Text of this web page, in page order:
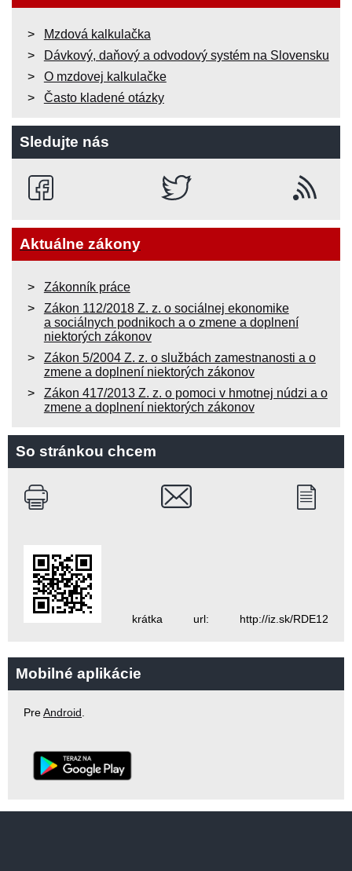
Mzdová kalkulačka
Dávkový, daňový a odvodový systém na Slovensku
O mzdovej kalkulačke
Často kladené otázky
Sledujte nás
Aktuálne zákony
Zákonník práce
Zákon 112/2018 Z. z. o sociálnej ekonomike
a sociálnych podnikoch a o zmene a doplnení
niektorých zákonov
Zákon 5/2004 Z. z. o službách zamestnanosti a o
zmene a doplnení niektorých zákonov
Zákon 417/2013 Z. z. o pomoci v hmotnej núdzi a o
zmene a doplnení niektorých zákonov
So stránkou chcem
krátka url: http://iz.sk/RDE12
Mobilné aplikácie
PreAndroid